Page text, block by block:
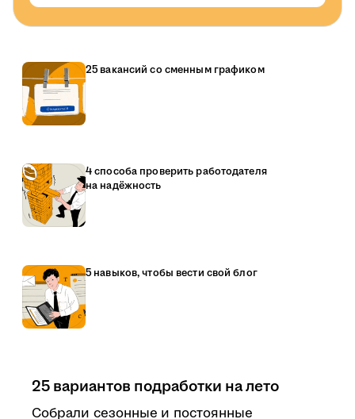
25 вакансий со сменным графиком
4 способа проверить работодателя
на надёжность
5 навыков, чтобы вести свой блог
25 вариантов подработки на лето
Собрали сезонные и постоянные